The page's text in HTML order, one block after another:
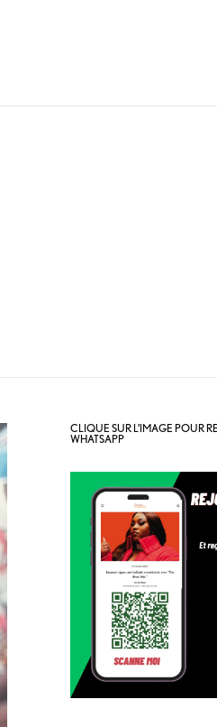
CLIQUE SUR L’IMAGE POUR
WHATSAPP